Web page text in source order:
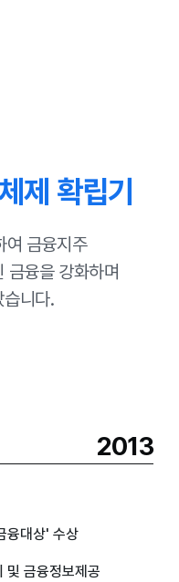
제 확립기
여 금융지주
융을 강화하며
니다.
2013
융대상' 수상
및 금융정보제공